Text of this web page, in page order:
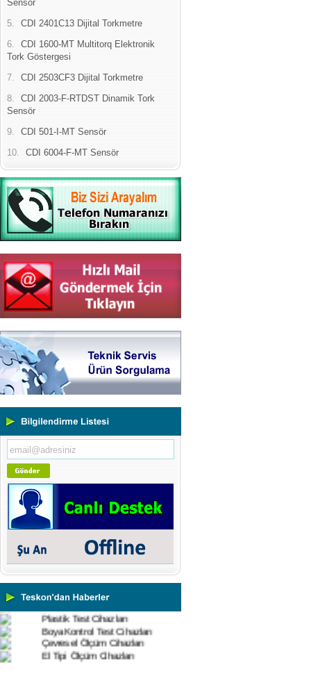
Sensör
5.
CDI 2401C13 Dijital Torkmetre
6.
CDI 1600-MT Multitorq Elektronik
Tork Göstergesi
7.
CDI 2503CF3 Dijital Torkmetre
8.
CDI 2003-F-RTDST Dinamik Tork
Sensör
9.
CDI 501-I-MT Sensör
10.
CDI 6004-F-MT Sensör
Yeni Binamıza TAŞINDIK
Portatif ve Tezgah Tipi Sertlik
Ölçüm Cihazları
Kaplama Kalınlığı Ölçüm
Cihazları
Cihazları
Yüzey Pürüzlülük Ölçüm
Vİbrasyon Test Cihazları
Mikroskoplar
Numune Hazırlama Cihazları
Profil Projektörler
Video Ölçüm Sistemleri
3 Boyutlu Ölçüm Cihazları
Beton Test Cihazları
Impact Test Cihazları
Boya Kontrol Test Cihazları
Çevresel Ölçüm Cihazları
El Tipi Ölçüm Cihazları